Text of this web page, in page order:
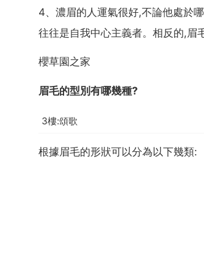
4、濃眉的人運氣很好,不論他處於
往往是自我中心主義者。相反的,眉
櫻草園之家
眉毛的型別有哪幾種?
3樓:頌歌
根據眉毛的形狀可以分為以下幾類: